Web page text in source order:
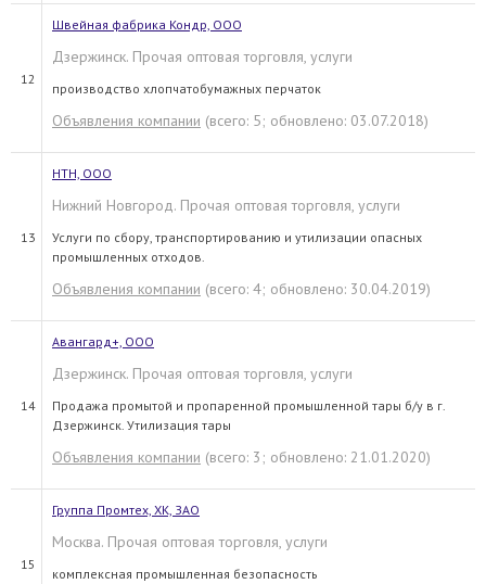
12
Швейная фабрика Кондр, ООО
Дзержинск. Прочая оптовая торговля, услуги
производство хлопчатобумажных перчаток
Объявления компании (всего: 5; обновлено: 03.07.2018)
13
НТН, ООО
Нижний Новгород. Прочая оптовая торговля, услуги
Услуги по сбору, транспортированию и утилизации опасных
промышленных отходов.
Объявления компании (всего: 4; обновлено: 30.04.2019)
14
Авангард+, ООО
Дзержинск. Прочая оптовая торговля, услуги
Продажа промытой и пропаренной промышленной тары б/у в г.
Дзержинск. Утилизация тары
Объявления компании (всего: 3; обновлено: 21.01.2020)
15
Группа Промтех, ХК, ЗАО
Москва. Прочая оптовая торговля, услуги
комплексная промышленная безопасность